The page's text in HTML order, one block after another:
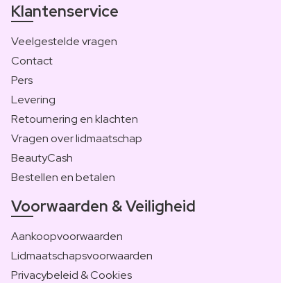
Klantenservice
Veelgestelde vragen
Contact
Pers
Levering
Retournering en klachten
Vragen over lidmaatschap
BeautyCash
Bestellen en betalen
Voorwaarden & Veiligheid
Aankoopvoorwaarden
Lidmaatschapsvoorwaarden
Privacybeleid & Cookies